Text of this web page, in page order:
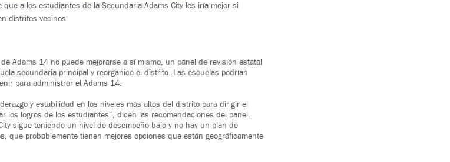
que a los estudiantes de la Secundaria Adams City les iría mejor si
distritos vecinos.
Adams 14 no puede mejorarse a sí mismo, un panel de revisión estatal
secundaria principal y reorganice el distrito. Las escuelas podrían
para administrar el Adams 14.
y estabilidad en los niveles más altos del distrito para dirigir el
los logros de los estudiantes”, dicen las recomendaciones del panel.
sigue teniendo un nivel de desempeño bajo y no hay un plan de
que probablemente tienen mejores opciones que están geográficamente